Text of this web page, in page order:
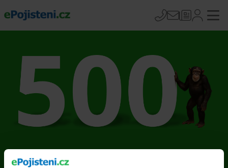
Na stránce se vyskytla